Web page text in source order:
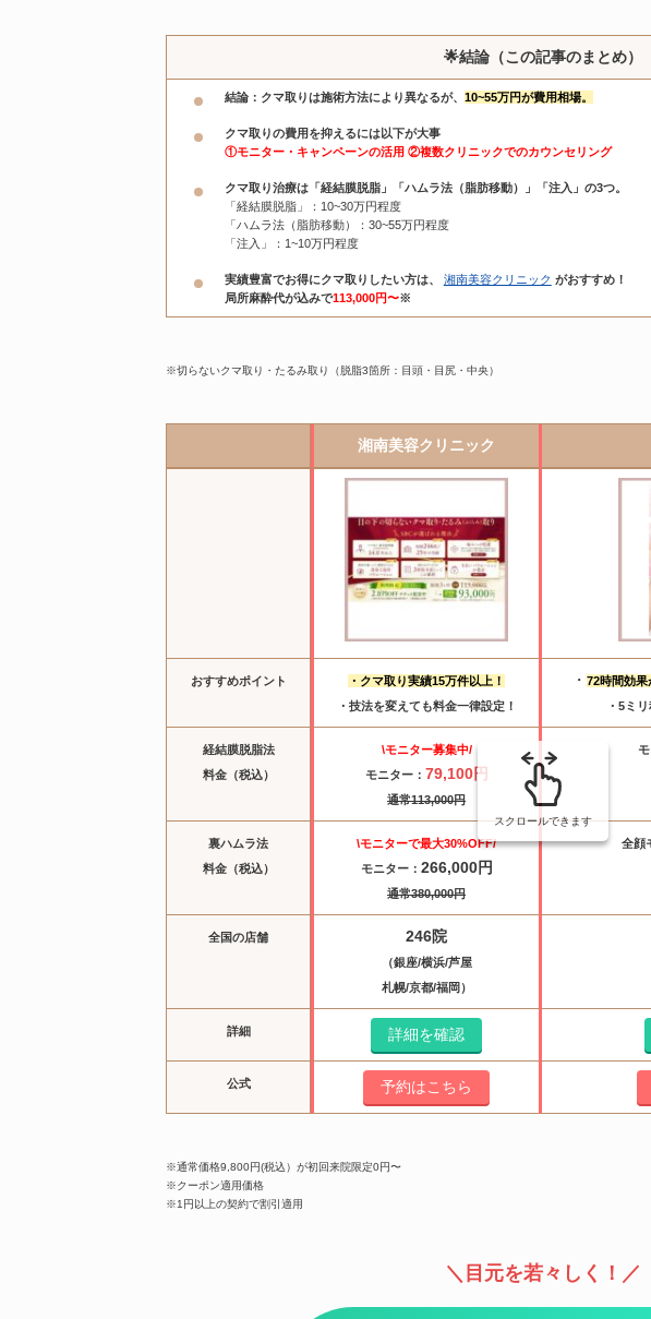
🌟結論（この記事のまとめ）
結論：クマ取りは施術方法により異なるが、 10~55万円が費用相場。
クマ取りの費用を抑えるには以下が大事
①モニター・キャンペーンの活用 ②複数クリニックでのカウンセリング
クマ取り治療は「経結膜脱脂」「ハムラ法（脂肪移動）」「注入」の3つ。
「経結膜脱脂」：10~30万円程度
「ハムラ法（脂肪移動）：30~55万円程度
「注入」：1~10万円程度
実績豊富でお得にクマ取りしたい方は、 湘南美容クリニック がおすすめ！
局所麻酔代が込みで113,000円〜※
※切らないクマ取り・たるみ取り（脱脂3箇所：目頭・目尻・中央）
湘南美容クリニック
おすすめポイント ・ クマ取り実績15万件以上 ！
・技法を変えても料金一律設定！
・ 72時間効果
・5ミ
経結膜脱脂法
料金（税込）
\モニター募集中/
モニター： 79,100円
通常113,000円
モ
裏ハムラ法
料金（税込）
\モニターで最大30%OFF/
モニター： 266,000円
通常380,000円
全顔
全国の店舗 246院
（銀座/横浜/芦屋
札幌/京都/福岡）
詳細 詳細を確認
公式 予約はこちら
スクロールできます
※通常価格9,800円(税込）が初回来院限定0円〜
※クーポン適用価格
※1円以上の契約で割引適用
目元を若々しく！